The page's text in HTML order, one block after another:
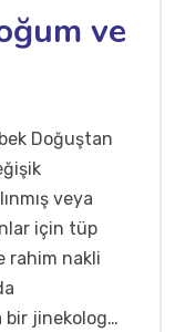
ve
Doğuştan
veya
için tüp
rahim nakli
bir jinekolog…